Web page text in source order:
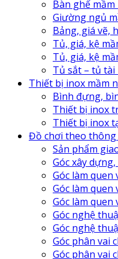
Bàn ghế mầm
Giường ngủ
Bảng, giá vẽ,
Tủ, giá, kệ
Tủ, giá, kệ
Tủ sắt – tủ
Thiết bị inox mầm
Bình đựng,
Thiết bị inox
Thiết bị inox
Đồ chơi theo thông
Sản phẩm
Góc xây
Góc làm quen
Góc làm
Góc làm quen
Góc nghệ
Góc nghệ
Góc phân vai
Góc phân vai